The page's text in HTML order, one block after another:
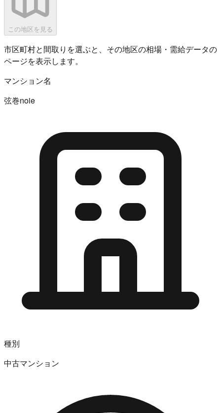
この地区を見る
市区町村と間取りを選ぶと、その地区の相場・需給データの
ページを表示します。
マンション名
弦巻noie
種別
中古マンション